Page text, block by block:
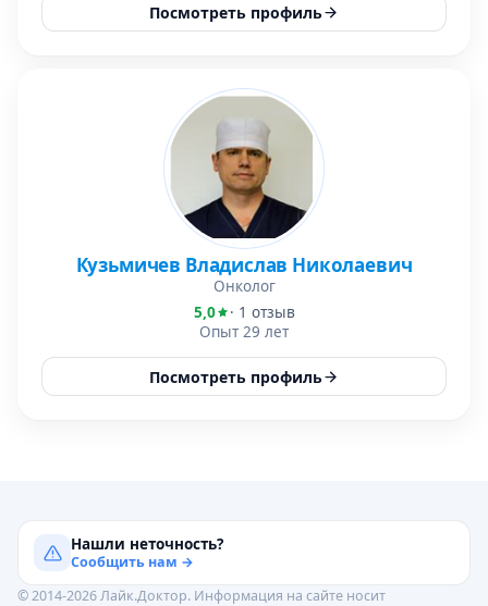
Посмотреть профиль
Кузьмичев Владислав Николаевич
Онколог
5,0
· 1 отзыв
Опыт 29 лет
Посмотреть профиль
Нашли неточность?
Сообщить нам →
© 2014-2026 Лайк.Доктор. Информация на сайте носит